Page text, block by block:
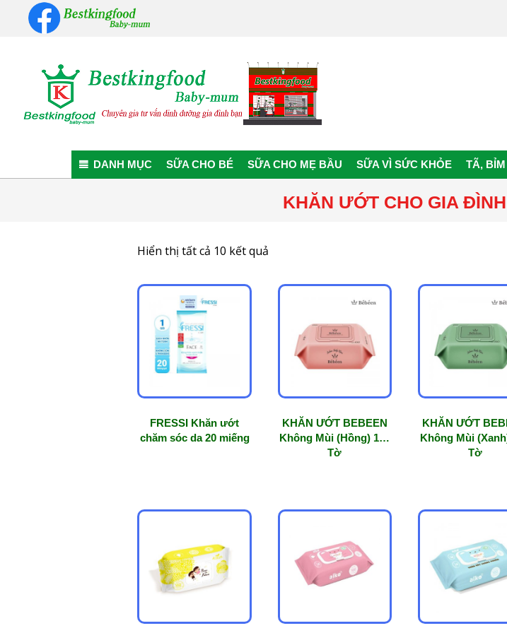
Baby-
mum
Menu
DANH MỤC SỮA CHO BÉ SỮA CHO MẸ BẦU SỮA VÌ SỨC KHỎE TÃ, BỈM
KHĂN ƯỚT CHO GIA
Hiển thị tất cả 10 kết quả
xếp
FRESSI Khăn ướt
chăm sóc da 20 miếng
KHĂN ƯỚT BEBEEN
Không Mùi (Hồng) 100
Tờ
KHĂN ƯỚT
Không Mùi
Tờ